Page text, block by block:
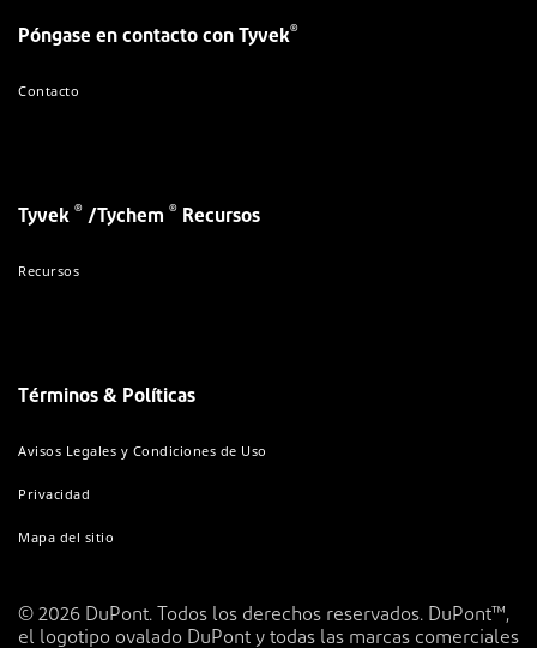
Póngase en contacto con Tyvek®
Contacto
Tyvek ® /Tychem ® Recursos
Recursos
Términos & Políticas
Avisos Legales y Condiciones de Uso
Privacidad
Mapa del sitio
© 2026 DuPont. Todos los derechos reservados. DuPont™,
el logotipo ovalado DuPont y todas las marcas comerciales